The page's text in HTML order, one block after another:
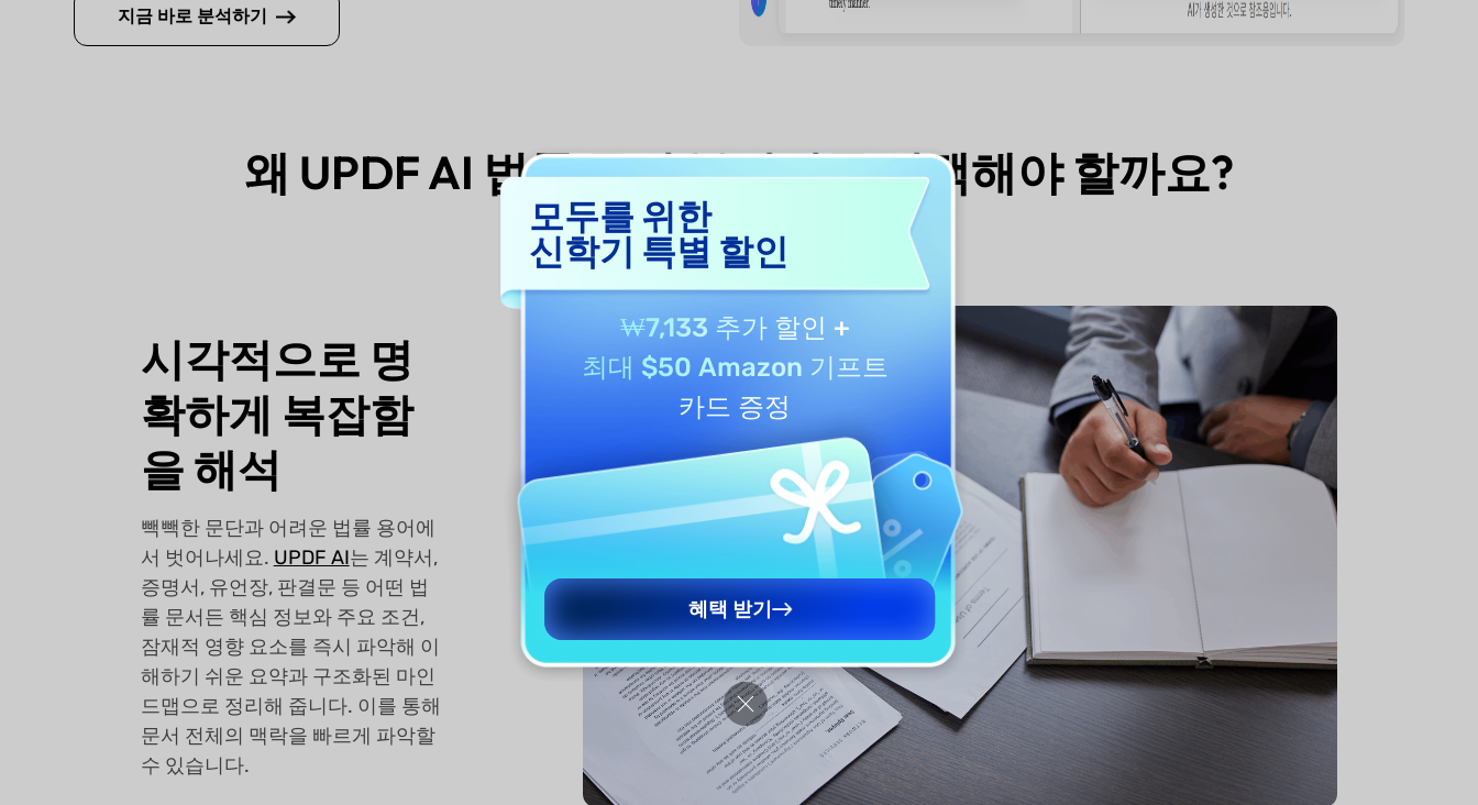
지금 바로 분석하기
왜 UPDF AI 법률 문서 분석기를 선택해야 할까요?
시각적으로 명
확하게 복잡함
을 해석
빽빽한 문단과 어려운 법률 용어에
서 벗어나세요. UPDF AI는 계약서,
증명서, 유언장, 판결문 등 어떤 법
률 문서든 핵심 정보와 주요 조건,
잠재적 영향 요소를 즉시 파악해 이
해하기 쉬운 요약과 구조화된 마인
드맵으로 정리해 줍니다. 이를 통해
문서 전체의 맥락을 빠르게 파악할
수 있습니다.
모두를 위한
신학기 특별 할인
₩7,133 추가 할인 +
최대 $50 Amazon 기프트
카드 증정
혜택 받기